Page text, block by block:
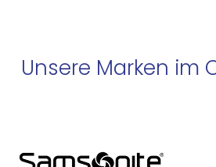
Unsere Marken im